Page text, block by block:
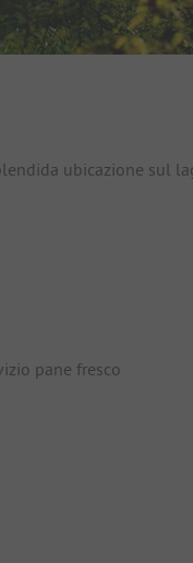
ubicazione sul
pane fresco